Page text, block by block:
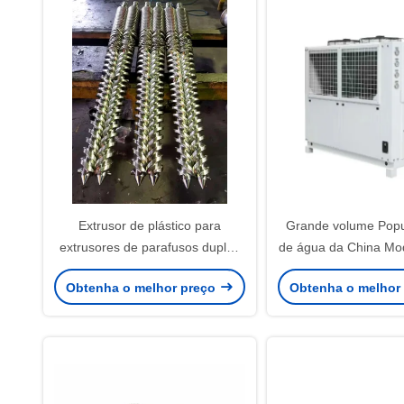
Extrusor de plástico para
extrusores de parafusos duplos
de parafusos cónicos / parafusos
e parafusos bimetais
Obtenha o melhor preço
Grande volume
de água da China
30AD em tipo de
ventilador
Obtenha o melhor